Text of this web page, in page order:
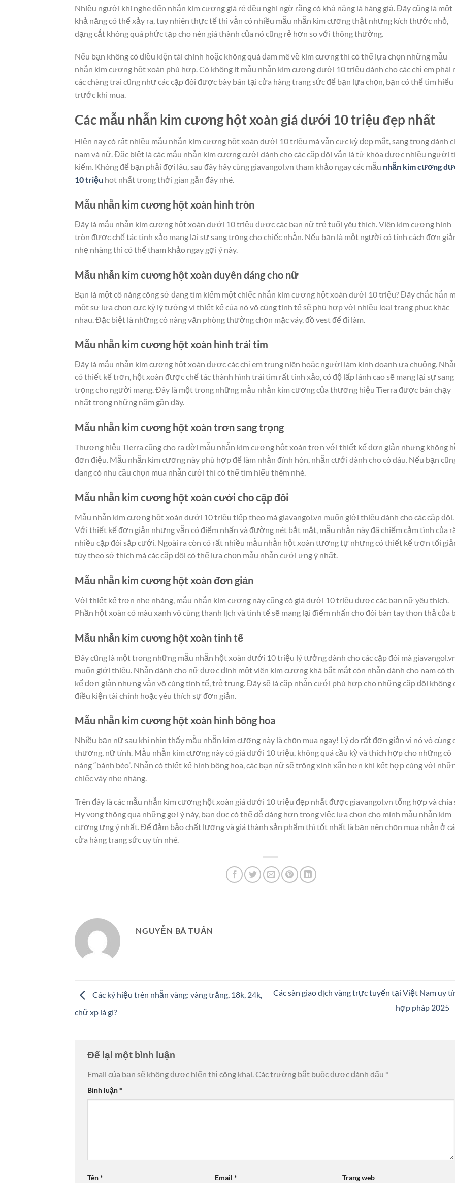
Nhiều người khi nghe đến nhẫn kim cương giá rẻ đều nghi ngờ rằng có khả năng là hàng giả. Đây cũng là một
khả năng có thể xảy ra, tuy nhiên thực tế thì vẫn có nhiều mẫu nhẫn kim cương thật nhưng kích thước nhỏ,
dạng cắt không quá phức tạp cho nên giá thành của nó cũng rẻ hơn so với thông thường.
Nếu bạn không có điều kiện tài chính hoặc không quá đam mê về kim cương thì có thể lựa chọn những mẫu
nhẫn kim cương hột xoàn phù hợp. Có không ít mẫu nhẫn kim cương dưới 10 triệu dành cho các chị em phái
các chàng trai cũng như các cặp đôi được bày bán tại cửa hàng trang sức để bạn lựa chọn, bạn có thể tìm hiểu
trước khi mua.
Các mẫu nhẫn kim cương hột xoàn giá dưới 10 triệu đẹp nhất
Hiện nay có rất nhiều mẫu nhẫn kim cương hột xoàn dưới 10 triệu mà vẫn cực kỳ đẹp mắt, sang trọng dành
nam và nữ. Đặc biệt là các mẫu nhẫn kim cương cưới dành cho các cặp đôi vẫn là từ khóa được nhiều người
kiếm. Không để bạn phải đợi lâu, sau đây hãy cùng giavangol.vn tham khảo ngay các mẫu nhẫn kim cương
10 triệu hot nhất trong thời gian gần đây nhé.
Mẫu nhẫn kim cương hột xoàn hình tròn
Đây là mẫu nhẫn kim cương hột xoàn dưới 10 triệu được các bạn nữ trẻ tuổi yêu thích. Viên kim cương hình
tròn được chế tác tinh xảo mang lại sự sang trọng cho chiếc nhẫn. Nếu bạn là một người có tính cách đơn
nhẹ nhàng thì có thể tham khảo ngay gợi ý này.
Mẫu nhẫn kim cương hột xoàn duyên dáng cho nữ
Bạn là một cô nàng công sở đang tìm kiếm một chiếc nhẫn kim cương hột xoàn dưới 10 triệu? Đây chắc hẳn
một sự lựa chọn cực kỳ lý tưởng vì thiết kế của nó vô cùng tinh tế sẽ phù hợp với nhiều loại trang phục khác
nhau. Đặc biệt là những cô nàng văn phòng thường chọn mặc váy, đồ vest để đi làm.
Mẫu nhẫn kim cương hột xoàn hình trái tim
Đây là mẫu nhẫn kim cương hột xoàn được các chị em trung niên hoặc người làm kinh doanh ưa chuộng.
có thiết kế trơn, hột xoàn được chế tác thành hình trái tim rất tinh xảo, có độ lấp lánh cao sẽ mang lại sự sang
trọng cho người mang. Đây là một trong những mẫu nhẫn kim cương của thương hiệu Tierra được bán chạy
nhất trong những năm gần đây.
Mẫu nhẫn kim cương hột xoàn trơn sang trọng
Thương hiệu Tierra cũng cho ra đời mẫu nhẫn kim cương hột xoàn trơn với thiết kế đơn giản nhưng không
đơn điệu. Mẫu nhẫn kim cương này phù hợp để làm nhẫn đính hôn, nhẫn cưới dành cho cô dâu. Nếu bạn
đang có nhu cầu chọn mua nhẫn cưới thì có thể tìm hiểu thêm nhé.
Mẫu nhẫn kim cương hột xoàn cưới cho cặp đôi
Mẫu nhẫn kim cương hột xoàn dưới 10 triệu tiếp theo mà giavangol.vn muốn giới thiệu dành cho các cặp đôi.
Với thiết kế đơn giản nhưng vẫn có điểm nhấn và đường nét bắt mắt, mẫu nhẫn này đã chiếm cảm tình của
nhiều cặp đôi sắp cưới. Ngoài ra còn có rất nhiều mẫu nhẫn hột xoàn tương tự nhưng có thiết kế trơn tối
tùy theo sở thích mà các cặp đôi có thể lựa chọn mẫu nhẫn cưới ưng ý nhất.
Mẫu nhẫn kim cương hột xoàn đơn giản
Với thiết kế trơn nhẹ nhàng, mẫu nhẫn kim cương này cũng có giá dưới 10 triệu được các bạn nữ yêu thích.
Phần hột xoàn có màu xanh vô cùng thanh lịch và tinh tế sẽ mang lại điểm nhấn cho đôi bàn tay thon thả của
Mẫu nhẫn kim cương hột xoàn tinh tế
Đây cũng là một trong những mẫu nhẫn hột xoàn dưới 10 triệu lý tưởng dành cho các cặp đôi mà
muốn giới thiệu. Nhẫn dành cho nữ được đính một viên kim cương khá bắt mắt còn nhẫn dành cho nam có
kế đơn giản nhưng vẫn vô cùng tinh tế, trẻ trung. Đây sẽ là cặp nhẫn cưới phù hợp cho những cặp đôi không
điều kiện tài chính hoặc yêu thích sự đơn giản.
Mẫu nhẫn kim cương hột xoàn hình bông hoa
Nhiều bạn nữ sau khi nhìn thấy mẫu nhẫn kim cương này là chọn mua ngay! Lý do rất đơn giản vì nó vô cùng
thương, nữ tính. Mẫu nhẫn kim cương này có giá dưới 10 triệu, không quá cầu kỳ và thích hợp cho những cô
nàng “bánh bèo”. Nhẫn có thiết kế hình bông hoa, các bạn nữ sẽ trông xinh xắn hơn khi kết hợp cùng với
chiếc váy nhẹ nhàng.
Trên đây là các mẫu nhẫn kim cương hột xoàn giá dưới 10 triệu đẹp nhất được giavangol.vn tổng hợp và chia
Hy vọng thông qua những gợi ý này, bạn đọc có thể dễ dàng hơn trong việc lựa chọn cho mình mẫu nhẫn kim
cương ưng ý nhất. Để đảm bảo chất lượng và giá thành sản phẩm thì tốt nhất là bạn nên chọn mua nhẫn ở
cửa hàng trang sức uy tín nhé.
NGUYỄN BÁ TUẤN
Các ký hiệu trên nhẫn vàng: vàng trắng, 18k, 24k,
chữ xp là gì?
Các sàn giao dịch vàng trực tuyến tại Việt Nam uy
hợp pháp 2025
Để lại một bình luận
Email của bạn sẽ không được hiển thị công khai.Các trường bắt buộc được đánh dấu *
Bình luận*
Tên* Email * Trang web